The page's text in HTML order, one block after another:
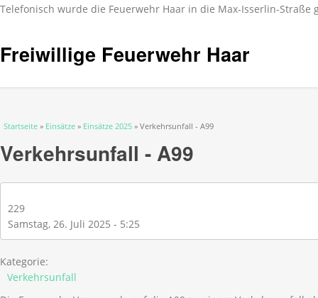
Telefonisch wurde die Feuerwehr Haar in die Max-Isserlin-Straße
Freiwillige Feuerwehr Haar
Sie sind hier
Startseite » Einsätze » Einsätze 2025 » Verkehrsunfall - A99
Verkehrsunfall - A99
229
Samstag, 26. Juli 2025 - 5:25
Kategorie:
Verkehrsunfall